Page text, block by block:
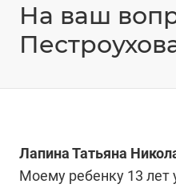
На ваш
Лапина Татьяна
Моему ребенку 13 лет